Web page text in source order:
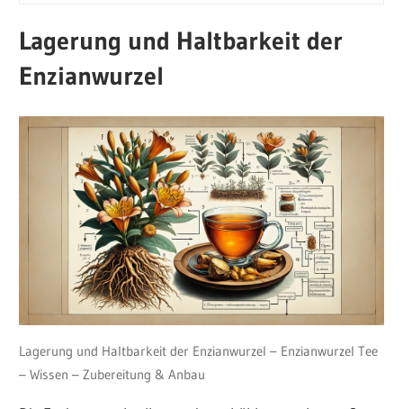
Lagerung und Haltbarkeit der
Enzianwurzel
Lagerung und Haltbarkeit der Enzianwurzel – Enzianwurzel Tee
– Wissen – Zubereitung & Anbau